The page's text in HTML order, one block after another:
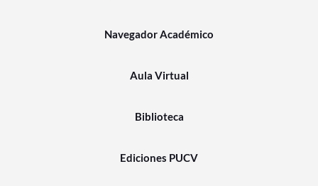
Navegador Académico
Aula Virtual
Biblioteca
Ediciones PUCV